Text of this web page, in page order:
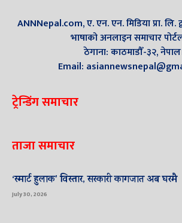
ANNNepal.com, ए. एन. एन. मिडिया प्रा. लि.
भाषाको अनलाइन समाचार
ठेगाना: काठमाडौँ-३२,
Email:
ट्रेन्डिंग समाचार
ताजा समाचार
‘स्मार्ट हुलाक’ विस्तार, सरकारी कागजात अब घरमै
July 30, 2026